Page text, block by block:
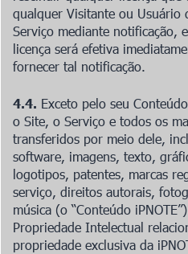
qualquer Visitante ou Usuário
Serviço mediante notificação,
licença será efetiva
fornecer tal notificação.
4.4. Exceto pelo seu
o Site, o Serviço e todos os
transferidos por meio dele,
software, imagens, texto,
logotipos, patentes, marcas
serviço, direitos autorais,
música (o “Conteúdo
Propriedade Intelectual
propriedade exclusiva da